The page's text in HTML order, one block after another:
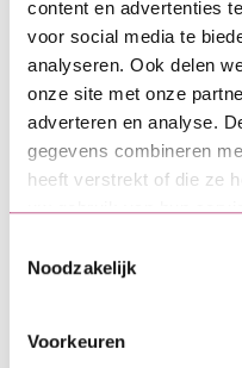
content en advertenties
voor social media te
analyseren. Ook delen
onze site met onze
adverteren en analyse.
gegevens combineren
heeft verstrekt of die ze
uw gebruik van hun
Noodzakelijk
Voorkeuren
Aan de slag
Direct